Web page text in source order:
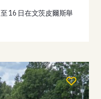
16 日在文茨皮爾斯舉